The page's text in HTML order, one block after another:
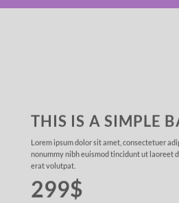
THIS IS A SIMPLE
Lorem ipsum dolor sit amet, consectetuer
nonummy nibh euismod tincidunt ut laoreet
erat volutpat.
299$